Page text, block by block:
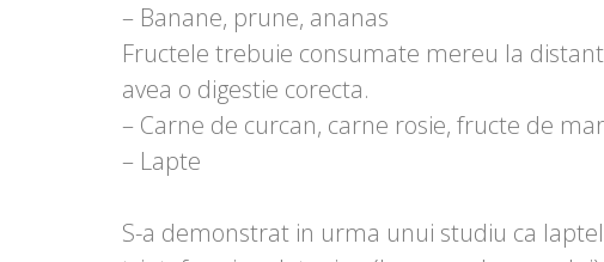
– Banane, prune, ananas
Fructele trebuie consumate mereu la
avea o digestie corecta.
– Carne de curcan, carne rosie, fructe de
– Lapte
S-a demonstrat in urma unui studiu ca